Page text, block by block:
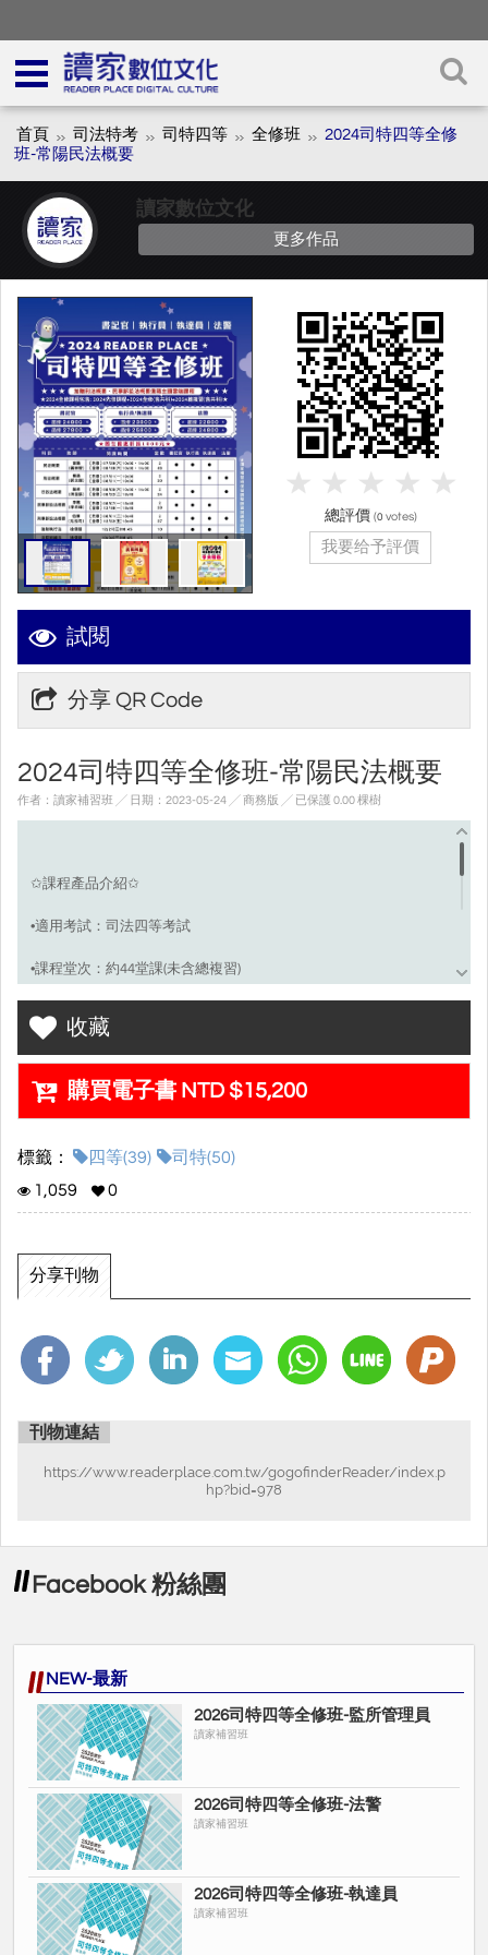
首頁 司法特考 司特四等 全修班
2024司特四等全修
班-常陽民法概要
讀家數位文化
更多作品
試閱
分享 QR Code
2024司特四等全修班-常陽民法概要
作者：讀家補習班 ╱ 日期：2023-05-24 ╱ 商務版 ╱ 已保護 0.00 棵樹
✩課程產品介紹✩
•適用考試：司法四等考試
•課程堂次：約44堂課(未含總複習)
※實際堂數及課程時數最終依老師授課狀況與考情調整。
•課程服務期限：2024/08/31
•課程內容特色：
▸打穩基礎，完整你對於各科的架構理念
▸老師們親自撰寫精美講義
收藏
購買電子書 NTD $15,200
標籤： 四等(39)
司特(50)
1,059
0
分享刊物
刊物連結
https://www.readerplace.com.tw/gogofinderReader/index.p
hp?bid=978
Facebook 粉絲團
總評價 (0 votes)
我要给予評價
NEW-最新
2026司特四等全修班-監所管理員
讀家補習班
2026司特四等全修班-法警
讀家補習班
2026司特四等全修班-執達員
讀家補習班